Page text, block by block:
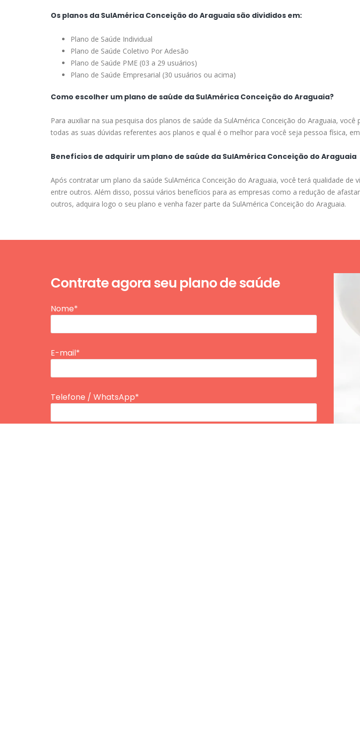
Os planos da SulAmérica Conceição do Araguaia são divididos em:
Plano de Saúde Individual
Plano de Saúde Coletivo Por Adesão
Plano de Saúde PME (03 a 29 usuários)
Plano de Saúde Empresarial (30 usuários ou acima)
Como escolher um plano de saúde da SulAmérica Conceição do Araguaia?
Para auxiliar na sua pesquisa dos planos de saúde da SulAmérica Conceição do Araguaia,
todas as suas dúvidas referentes aos planos e qual é o melhor para você seja pessoa física,
Benefícios de adquirir um plano de saúde da SulAmérica Conceição do Araguaia
Após contratar um plano da saúde SulAmérica Conceição do Araguaia, você terá qualidade
entre outros. Além disso, possui vários benefícios para as empresas como a redução de
outros, adquira logo o seu plano e venha fazer parte da SulAmérica Conceição do Araguaia.
Contrate agora seu plano de saúde
Nome*
E-mail*
Telefone / WhatsApp*